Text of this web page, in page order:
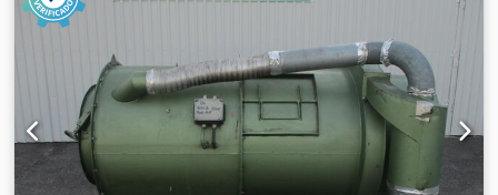
unitarios y al por mayor. Se venden en kits completos para
una moldeadora, que incluyen: - Banda delantera - Banda
trasera - Banda inferior de refuerzo - Banda de recepción